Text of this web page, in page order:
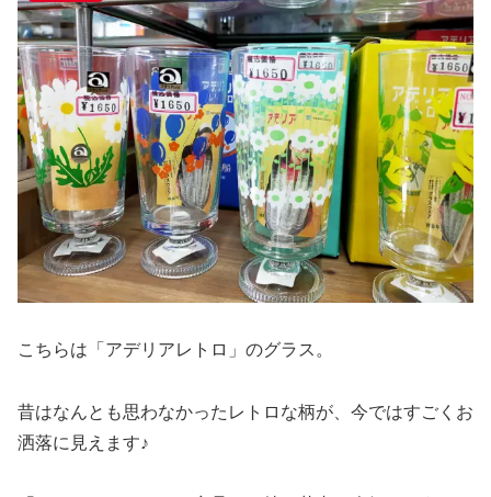
こちらは「アデリアレトロ」のグラス。
昔はなんとも思わなかったレトロな柄が、今ではすごくお
洒落に見えます♪